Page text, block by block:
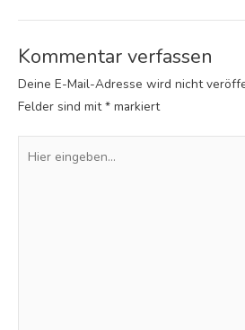
Kommentar verfassen
Deine E-Mail-Adresse wird nicht
Felder sind mit* markiert
eingeben…